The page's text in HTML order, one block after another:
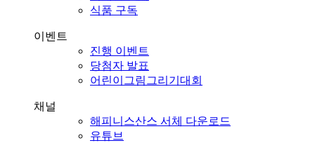
식품 구독
이벤트
진행 이벤트
당첨자 발표
어린이그림그리기대회
채널
해피니스산스 서체 다운로드
유튜브